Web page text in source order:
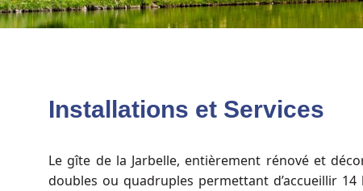
Installations et Services
Le gîte de la Jarbelle, entièrement rénové et
doubles ou quadruples permettant d’accueillir